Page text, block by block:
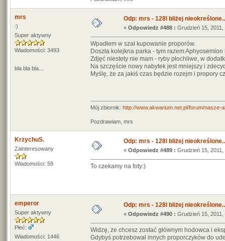
mrs
:)
Super aktywny
Wiadomości: 3493
bla bla bla...
Odp: mrs - 128l bliżej
« Odpowiedz #488 : Grudzień 15, 2011,
Wpadłem w szał kupowanie proporów.
Doszła kolejkna parka - tym razem
Zdjęć niestety nie mam - ryby płochliwe, w
Na szczęście nowy nabytek jest mniejszy i
Myślę, że za jakiś czas będzie rozejm i propory
Mój zbiornik: http://www.akwarium.net.pl/forum/
Pozdrawiam, mrs
KrzychuS.
Zainteresowany
Wiadomości: 59
Odp: mrs - 128l bliżej
« Odpowiedz #489 : Grudzień 15, 2011,
To czekamy na foty:)
emperor
Super aktywny
Płeć:
Wiadomości: 1446
Odp: mrs - 128l bliżej
« Odpowiedz #490 : Grudzień 15, 2011,
Widzę, że chcesz zostać głównym hodowca i
Gdybyś potrzebował innych proporczyków do